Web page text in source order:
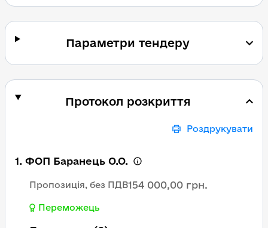
Параметри тендеру
Протокол розкриття
Роздрукувати
1. ФОП Баранець О.О.
Пропозиція, без ПДВ154 000,00 грн.
Переможець